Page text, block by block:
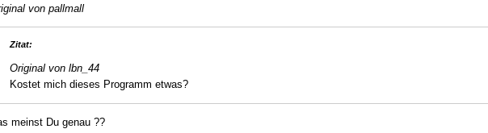
von pallmall
Zitat:
Original von lbn_44
Kostet mich dieses Programm etwas?
meinst Du genau ??